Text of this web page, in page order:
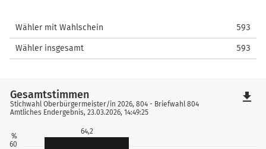
Wähler mit Wahlschein 593
Wähler insgesamt 593
60
%
64,2
Gesamtstimmen
Stichwahl Oberbürgermeister/in 2026, 804 - Briefwahl 804
Amtliches Endergebnis, 23.03.2026, 14:49:25
file_download